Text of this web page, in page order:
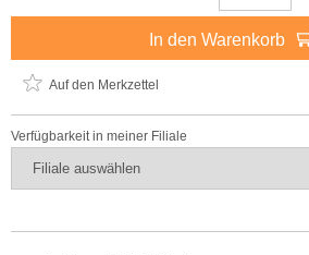
In den Warenkorb
Auf den Merkzettel
Verfügbarkeit in meiner Filiale